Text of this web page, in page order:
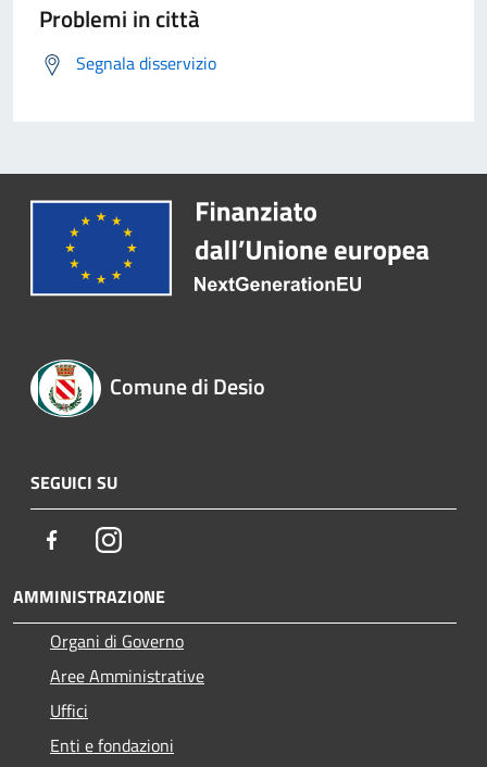
Problemi in città
Segnala disservizio
Comune di Desio
SEGUICI SU
FacebookInstagram
AMMINISTRAZIONE
Organi di Governo
Aree Amministrative
Uffici
Enti e fondazioni